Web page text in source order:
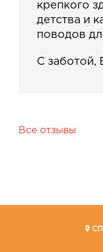
крепкого
детства и
поводов
С заботой,
Все отзывы